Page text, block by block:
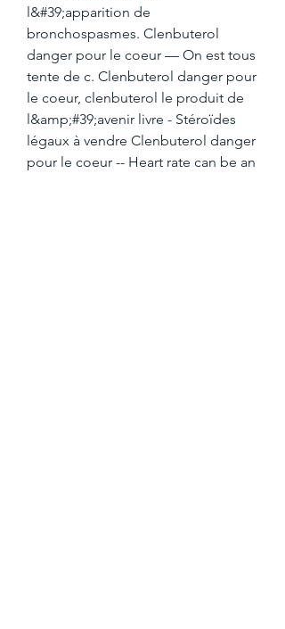
l&#39;apparition de
bronchospasmes. Clenbuterol
danger pour le coeur — On est tous
tente de c. Clenbuterol danger pour
le coeur, clenbuterol le produit de
l&amp;#39;avenir livre - Stéroïdes
légaux à vendre Clenbuterol danger
pour le coeur -- Heart rate can be an